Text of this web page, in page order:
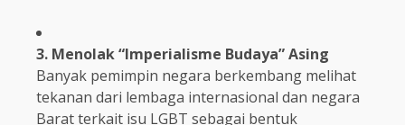
3. Menolak “Imperialisme Budaya” Asing
Banyak pemimpin negara berkembang melihat
tekanan dari lembaga internasional dan negara
Barat terkait isu LGBT sebagai bentuk